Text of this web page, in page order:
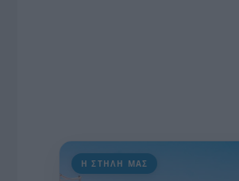
Η ΣΤΗΛΗ ΜΑΣ